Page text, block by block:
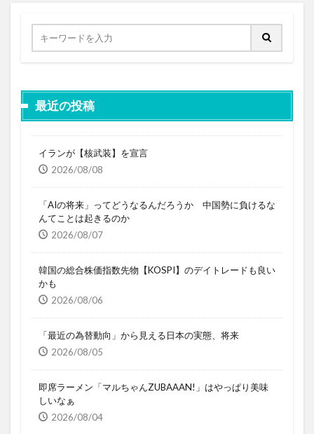
最近の投稿
イランが【核武装】を宣言
2026/08/08
「AIの将来」ってどうなるんだろうか 中国勢に負けるな
んてことは起きるのか
2026/08/07
韓国の総合株価指数先物【KOSPI】のデイトレードも良い
かも
2026/08/06
「最近の為替動向」から見える日本の実態、将来
2026/08/05
即席ラーメン「マルちゃんZUBAAAN!」はやっぱり美味
しいなぁ
2026/08/04